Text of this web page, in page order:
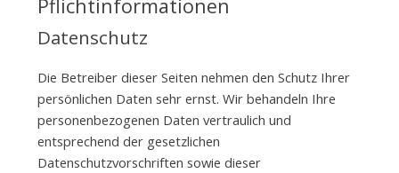
Pflichtinformationen
Datenschutz
Die Betreiber dieser Seiten nehmen den Schutz Ihrer
persönlichen Daten sehr ernst. Wir behandeln Ihre
personenbezogenen Daten vertraulich und
entsprechend der gesetzlichen
Datenschutzvorschriften sowie dieser